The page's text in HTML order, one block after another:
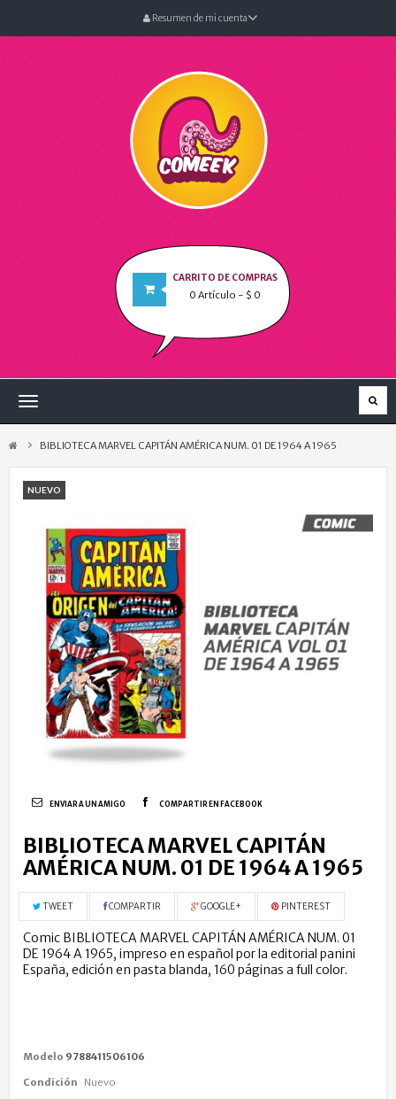
Resumen de mi cuenta
CARRITO DE COMPRAS
0 Artículo - $ 0
Navegación
BIBLIOTECA MARVEL CAPITÁN AMÉRICA NUM. 01 DE 1964 A 1965
NUEVO
ENVIAR A UN AMIGO COMPARTIR EN FACEBOOK
BIBLIOTECA MARVEL CAPITÁN
AMÉRICA NUM. 01 DE 1964 A 1965
TWEET COMPARTIR GOOGLE+ PINTEREST
Comic BIBLIOTECA MARVEL CAPITÁN AMÉRICA NUM. 01
DE 1964 A 1965, impreso en español por la editorial panini
España, edición en pasta blanda, 160 páginas a full color.
Modelo 9788411506106
Condición Nuevo